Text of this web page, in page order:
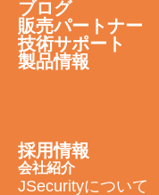
ブログ
販売パートナー
技術サポート
製品情報
採用情報
会社紹介
JSecurityについて